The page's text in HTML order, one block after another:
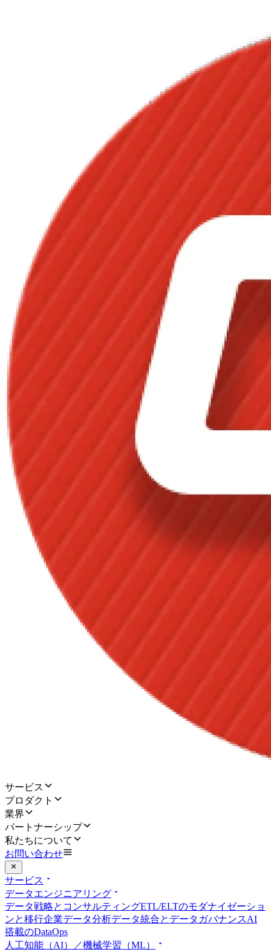
サービス
プロダクト
業界
パートナーシップ
私たちについて
お問い合わせ
サービス
データエンジニアリング
データ戦略とコンサルティングETL/ELTのモダナイゼーショ
ンと移行企業データ分析データ統合とデータガバナンスAI
搭載のDataOps
人工知能（AI）／機械学習（ML）